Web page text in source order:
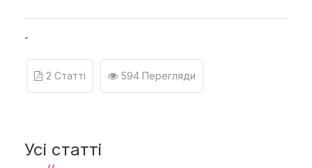
-
2 Статті 594 Перегляди
Усі статті